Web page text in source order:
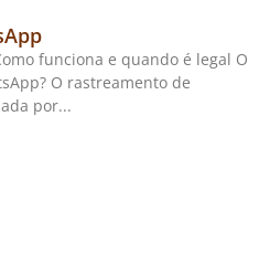
funciona e quando é legal O
O rastreamento de
por